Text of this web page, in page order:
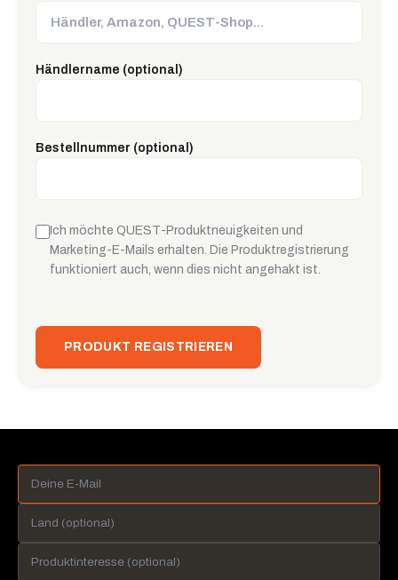
Händlername (optional)
Bestellnummer (optional)
Ich möchte QUEST-Produktneuigkeiten und
Marketing-E-Mails erhalten. Die Produktregistrierung
funktioniert auch, wenn dies nicht angehakt ist.
PRODUKT REGISTRIEREN